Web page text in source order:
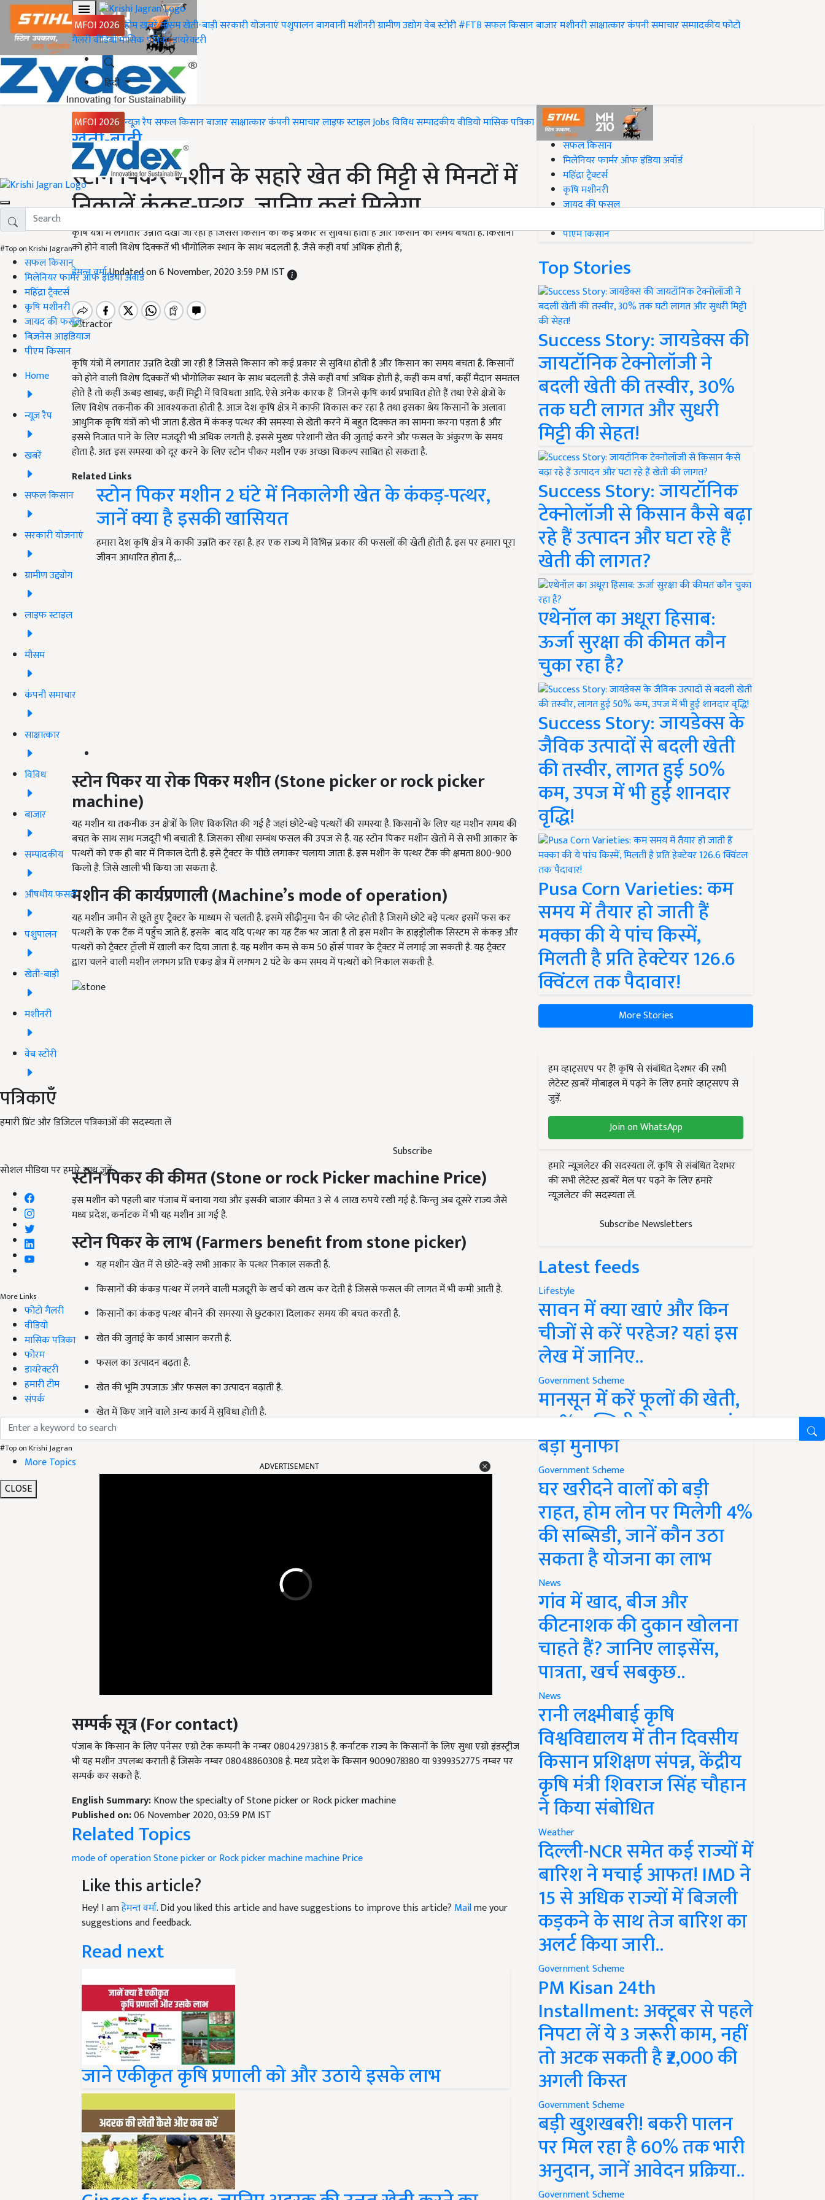
MFOI 2026 होमख़बरेंमौसमखेती-बाड़ीसरकारी योजनाएंपशुपालनबागवानीमशीनरीग्रामीण उद्योगवेब स्टोरी#FTBसफल किसानबाजारमशीनरीसाक्षात्कारकंपनी समाचारसम्पादकीयफोटो
गैलरीवीडियोमासिक पत्रिकाडायरेक्टरी
हिंदी
MFOI 2026 न्यूज़ रैपसफल किसानबाजारसाक्षात्कारकंपनी समाचारलाइफ स्टाइलJobsविविधसम्पादकीयवीडियोमासिक पत्रिका
#Top on Krishi Jagran
सफल किसान
मिलेनियर फार्मर ऑफ इंडिया अवॉर्ड
महिंद्रा ट्रैक्टर्स
कृषि मशीनरी
जायद की फसल
बिज़नेस आइडियाज
पीएम किसान
Home
न्यूज़ रैप
खबरें
सफल किसान
सरकारी योजनाएं
ग्रामीण उद्द्योग
लाइफ स्टाइल
मौसम
कंपनी समाचार
साक्षात्कार
विविध
बाजार
सम्पादकीय
औषधीय फसलें
पशुपालन
खेती-बाड़ी
मशीनरी
वेब स्टोरी
पत्रिकाएँ
हमारी प्रिंट और डिजिटल पत्रिकाओं की सदस्यता लें
Subscribe
सोशल मीडिया पर हमारे साथ जुड़ें:
More Links
फोटो गैलरी
वीडियो
मासिक पत्रिका
फोरम
डायरेक्टरी
हमारी टीम
संपर्क
#Top on Krishi Jagran
More Topics
CLOSE
Home
खेती-बाड़ी
स्टोन पिकर मशीन के सहारे खेत की मिट्टी से मिनटों में
निकालें कंकड़-पत्थर, जानिए कहां मिलेगा
कृषि यंत्रों में लगातार उन्नति देखी जा रही है जिससे किसान को कई प्रकार से सुविधा होती है और किसान का समय बचता है. किसानों
को होने वाली विशेष दिक्कतें भी भौगोलिक स्थान के साथ बदलती है. जैसे कहीं वर्षा अधिक होती है,
हेमन्त वर्माUpdated on 6 November, 2020 3:59 PM IST
कृषि यंत्रों में लगातार उन्नति देखी जा रही है जिससे किसान को कई प्रकार से सुविधा होती है और किसान का समय बचता है. किसानों
को होने वाली विशेष दिक्कतें भी भौगोलिक स्थान के साथ बदलती है. जैसे कहीं वर्षा अधिक होती है, कहीं कम वर्षा, कहीं मैदान समतल
होते है तो कहीं ऊबड़ खाबड़, कहीं मिट्टी में विविधता आदि. ऐसे अनेक कारक हैं जिनसे कृषि कार्य प्रभावित होते हैं तथा ऐसे क्षेत्रों के
लिए विशेष तकनीक की आवश्यकता होती है. आज देश कृषि क्षेत्र में काफी विकास कर रहा है तथा इसका श्रेय किसानों के अलावा
आधुनिक कृषि यंत्रों को भी जाता है.खेत में कंकड़ पत्थर की समस्या से खेती करने में बहुत दिक्कत का सामना करना पड़ता है और
इससे निजात पाने के लिए मजदूरी भी अधिक लगती है. इससे मुख्य परेशानी खेत की जुताई करने और फसल के अंकुरण के समय
होता है. अतः इस समस्या को दूर करने के लिए स्टोन पीकर मशीन एक अच्छा विकल्प साबित हो सकता है.
Related Links
स्टोन पिकर मशीन 2 घंटे में निकालेगी खेत के कंकड़-पत्थर,
जानें क्या है इसकी खासियत
हमारा देश कृषि क्षेत्र में काफी उन्नति कर रहा है. हर एक राज्य में विभिन्न प्रकार की फसलों की खेती होती है. इस पर हमारा पूरा
जीवन आधारित होता है,…
स्टोन पिकर या रोक पिकर मशीन (Stone picker or rock picker
machine)
यह मशीन या तकनीक उन क्षेत्रों के लिए विकसित की गई है जहां छोटे-बड़े पत्थरों की समस्या है. किसानों के लिए यह मशीन समय की
बचत के साथ साथ मजदूरी भी बचाती है. जिसका सीधा सम्बंध फसल की उपज से है. यह स्टोन पिकर मशीन खेतों में से सभी आकार के
पत्थरों को एक ही बार में निकाल देती है. इसे ट्रैक्टर के पीछे लगाकर चलाया जाता है. इस मशीन के पत्थर टैंक की क्षमता 800-900
किलो है. जिसे खाली भी किया जा सकता है.
मशीन की कार्यप्रणाली (Machine’s mode of operation)
यह मशीन जमीन से छूते हुए ट्रैक्टर के माध्यम से चलती है. इसमें सीढ़ीनुमा चैन की प्लेट होती है जिसमें छोटे बड़े पत्थर इसमें फस कर
पत्थरों के एक टैंक में पहुँच जाते हैं. इसके बाद यदि पत्थर का यह टैंक भर जाता है तो इस मशीन के हाइड्रोलीक सिस्टम से कंकड़ और
पत्थरों को ट्रैक्टर ट्रॉली में खाली कर दिया जाता है. यह मशीन कम से कम 50 हॉर्स पावर के ट्रैक्टर में लगाई जा सकती है. यह ट्रैक्टर
द्वारा चलने वाली मशीन लगभग प्रति एकड़ क्षेत्र में लगभग 2 घंटे के कम समय में पत्थरों को निकाल सकती है.
स्टोन पिकर की कीमत(Stone or rock Picker machine Price)
इस मशीन को पहली बार पंजाब में बनाया गया और इसकी बाजार कीमत 3 से 4 लाख रुपये रखी गई है. किन्तु अब दूसरे राज्य जैसे
मध्य प्रदेश, कर्नाटक में भी यह मशीन आ गई है.
स्टोन पिकर के लाभ(Farmers benefit from stone picker)
यह मशीन खेत में से छोटे-बड़े सभी आकार के पत्थर निकाल सकती है.
किसानों की कंकड़ पत्थर में लगने वाली मजदूरी के खर्च को खत्म कर देती है जिससे फसल की लागत में भी कमी आती है.
किसानों का कंकड़ पत्थर बीनने की समस्या से छुटकारा दिलाकर समय की बचत करती है.
खेत की जुताई के कार्य आसान करती है.
फसल का उत्पादन बढ़ता है.
खेत की भूमि उपजाऊ और फसल का उत्पादन बढ़ाती है.
खेत में किए जाने वाले अन्य कार्य में सुविधा होती है.
ADVERTISEMENT
सम्पर्क सूत्र (For contact)
पंजाब के किसान के लिए पनेसर एग्रो टेक कम्पनी के नम्बर 08042973815 है. कर्नाटक राज्य के किसानों के लिए सुधा एग्रो इंडस्ट्रीज
भी यह मशीन उपलब्ध कराती है जिसके नम्बर 08048860308 है. मध्य प्रदेश के किसान 9009078380 या 9399352775 नम्बर पर
सम्पर्क कर सकते हैं.
English Summary:Know the specialty of Stone picker or Rock picker machine
Published on:06 November 2020, 03:59 PM IST
Related Topics
mode of operationStone picker or Rock picker machinemachine Price
Like this article?
Hey! I amहेमन्त वर्मा. Did you liked this article and have suggestions to improve this article? Mailme your
suggestions and feedback.
Read next
जाने एकीकृत कृषि प्रणाली को और उठाये इसके लाभ
#Top on Krishi Jagran
सफल किसान
मिलेनियर फार्मर ऑफ इंडिया अवॉर्ड
महिंद्रा ट्रैक्टर्स
कृषि मशीनरी
जायद की फसल
पीएम किसान
Top Stories
Success Story: जायडेक्स की
जायटॉनिक टेक्नोलॉजी ने
बदली खेती की तस्वीर, 30%
तक घटी लागत और सुधरी
मिट्टी की सेहत!
Success Story: जायटॉनिक
टेक्नोलॉजी से किसान कैसे बढ़ा
रहे हैं उत्पादन और घटा रहे हैं
खेती की लागत?
एथेनॉल का अधूरा हिसाब:
ऊर्जा सुरक्षा की कीमत कौन
चुका रहा है?
Success Story: जायडेक्स के
जैविक उत्पादों से बदली खेती
की तस्वीर, लागत हुई 50%
कम, उपज में भी हुई शानदार
वृद्धि!
Pusa Corn Varieties: कम
समय में तैयार हो जाती हैं
मक्का की ये पांच किस्में,
मिलती है प्रति हेक्टेयर 126.6
क्विंटल तक पैदावार!
More Stories
हम व्हाट्सएप पर हैं! कृषि से संबंधित देशभर की सभी
लेटेस्ट ख़बरें मोबाइल में पढ़ने के लिए हमारे व्हाट्सएप से
जुड़ें.
Join on WhatsApp
हमारे न्यूज़लेटर की सदस्यता लें. कृषि से संबंधित देशभर
की सभी लेटेस्ट ख़बरें मेल पर पढ़ने के लिए हमारे
न्यूज़लेटर की सदस्यता लें.
Subscribe Newsletters
Latest feeds
Lifestyle
सावन में क्या खाएं और किन
चीजों से करें परहेज? यहां इस
लेख में जानिए..
Government Scheme
मानसून में करें फूलों की खेती,
50% सब्सिडी के साथ कमाएं
बड़ा मुनाफा
Government Scheme
घर खरीदने वालों को बड़ी
राहत, होम लोन पर मिलेगी 4%
की सब्सिडी, जानें कौन उठा
सकता है योजना का लाभ
News
गांव में खाद, बीज और
कीटनाशक की दुकान खोलना
चाहते हैं? जानिए लाइसेंस,
पात्रता, खर्च सबकुछ..
News
रानी लक्ष्मीबाई कृषि
विश्वविद्यालय में तीन दिवसीय
किसान प्रशिक्षण संपन्न, केंद्रीय
कृषि मंत्री शिवराज सिंह चौहान
ने किया संबोधित
Weather
दिल्ली-NCR समेत कई राज्यों में
बारिश ने मचाई आफत! IMD ने
15 से अधिक राज्यों में बिजली
कड़कने के साथ तेज बारिश का
अलर्ट किया जारी..
Government Scheme
PM Kisan 24th
Installment: अक्टूबर से पहले
निपटा लें ये 3 जरूरी काम, नहीं
तो अटक सकती है ₹2,000 की
अगली किस्त
Government Scheme
बड़ी खुशखबरी! बकरी पालन
पर मिल रहा है 60% तक भारी
अनुदान, जानें आवेदन प्रक्रिया..
Government Scheme